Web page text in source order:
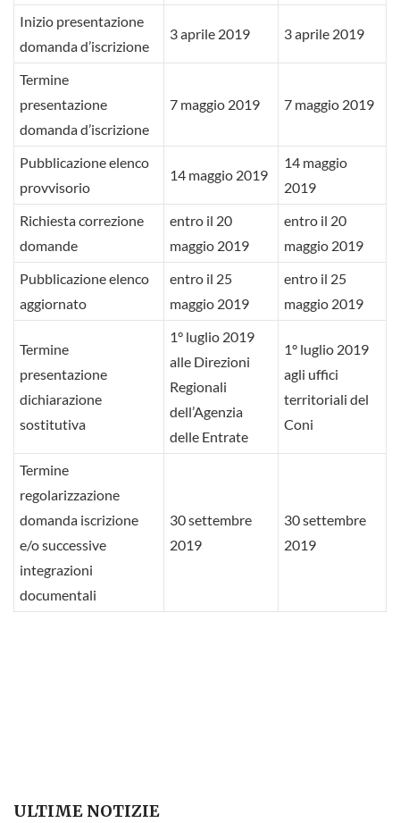
Inizio presentazione
domanda d’iscrizione
3 aprile 2019 3 aprile 2019
Termine
presentazione
domanda d’iscrizione
7 maggio 2019 7 maggio 2019
Pubblicazione elenco
provvisorio
14 maggio 2019
14 maggio
2019
Richiesta correzione
domande
entro il 20
maggio 2019
entro il 20
maggio 2019
Pubblicazione elenco
aggiornato
entro il 25
maggio 2019
entro il 25
maggio 2019
Termine
presentazione
dichiarazione
sostitutiva
1° luglio 2019
alle Direzioni
Regionali
dell’Agenzia
delle Entrate
1° luglio 2019
agli uffici
territoriali del
Coni
Termine
regolarizzazione
domanda iscrizione
e/o successive
integrazioni
documentali
30 settembre
2019
30 settembre
2019
ULTIME NOTIZIE